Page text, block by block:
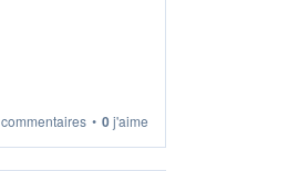
commentaires • 0j'aime